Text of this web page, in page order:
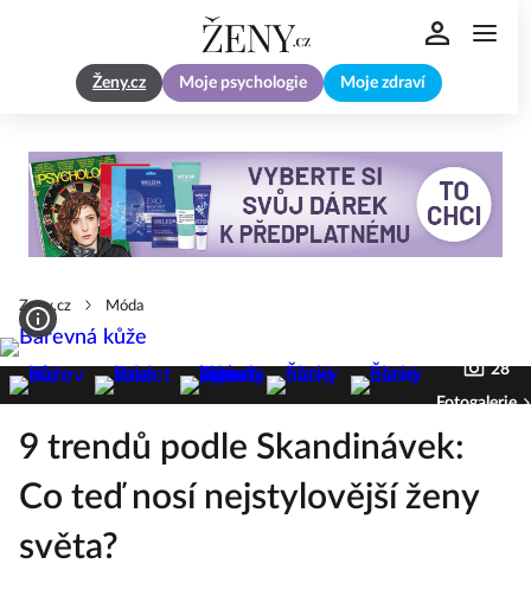
Ženy.cz Moje psychologie Moje zdraví
Zeny.cz Móda
28
Fotogalerie
9 trendů podle Skandinávek:
Co teď nosí nejstylovější ženy
světa?